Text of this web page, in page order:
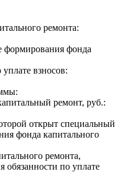
ремонта:
формирования фонда
взносов:
ремонт, руб.:
открыт специальный
фонда капитального
ремонта,
обязанности по уплате